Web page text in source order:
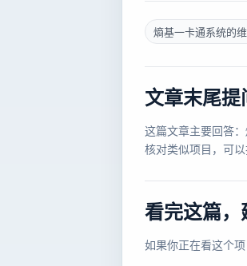
熵基一卡通系统的
文章末尾提
这篇文章主要回答
核对类似项目，可
看完这篇，
如果你正在看这个